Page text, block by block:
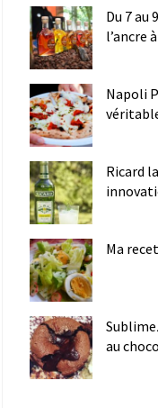
Du 7 au
l’ancre
Napoli
Ricard
Ma
au